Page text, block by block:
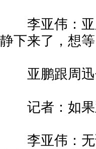
李亚伟：亚
静下来了，想
亚鹏跟周迅
记者：如果
李亚伟：无